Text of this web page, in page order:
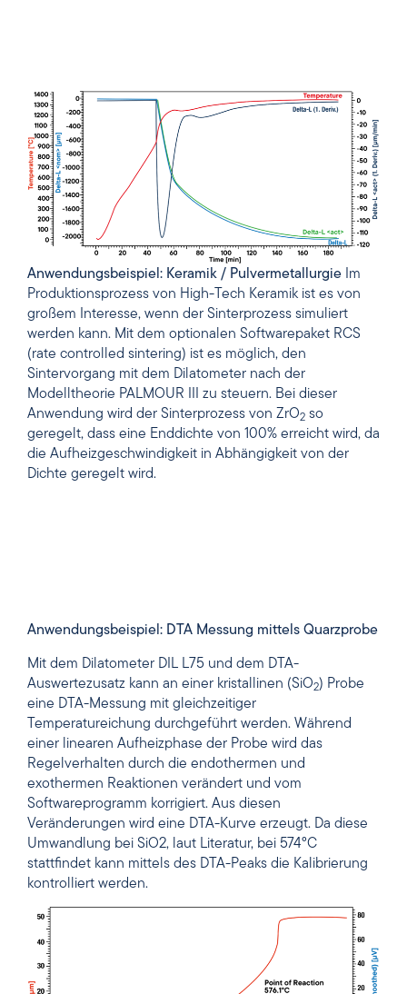
Anwendungsbeispiel: Keramik / Pulvermetallurgie Im
Produktionsprozess von High-Tech Keramik ist es von
großem Interesse, wenn der Sinterprozess simuliert
werden kann. Mit dem optionalen Softwarepaket RCS
(rate controlled sintering) ist es möglich, den
Sintervorgang mit dem Dilatometer nach der
Modelltheorie PALMOUR III zu steuern. Bei dieser
Anwendung wird der Sinterprozess von ZrO2 so
geregelt, dass eine Enddichte von 100% erreicht wird, da
die Aufheizgeschwindigkeit in Abhängigkeit von der
Dichte geregelt wird.
Anwendungsbeispiel: DTA Messung mittels Quarzprobe
Mit dem Dilatometer DIL L75 und dem DTA-
Auswertezusatz kann an einer kristallinen (SiO2) Probe
eine DTA-Messung mit gleichzeitiger
Temperatureichung durchgeführt werden. Während
einer linearen Aufheizphase der Probe wird das
Regelverhalten durch die endothermen und
exothermen Reaktionen verändert und vom
Softwareprogramm korrigiert. Aus diesen
Veränderungen wird eine DTA-Kurve erzeugt. Da diese
Umwandlung bei SiO2, laut Literatur, bei 574°C
stattfindet kann mittels des DTA-Peaks die Kalibrierung
kontrolliert werden.